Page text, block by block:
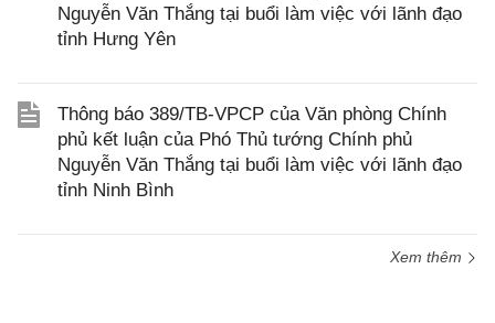
Nguyễn Văn Thắng tại buổi làm việc với lãnh đạo
tỉnh Hưng Yên
Thông báo 389/TB-VPCP của Văn phòng Chính
phủ kết luận của Phó Thủ tướng Chính phủ
Nguyễn Văn Thắng tại buổi làm việc với lãnh đạo
tỉnh Ninh Bình
Xem thêm